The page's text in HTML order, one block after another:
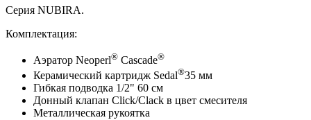
Серия NUBIRA.
Комплектация:
Аэратор Neoperl® Cascade®
Керамический картридж Sedal®35 мм
Гибкая подводка 1/2" 60 см
Донный клапан Click/Clack в цвет смесителя
Металлическая рукоятка